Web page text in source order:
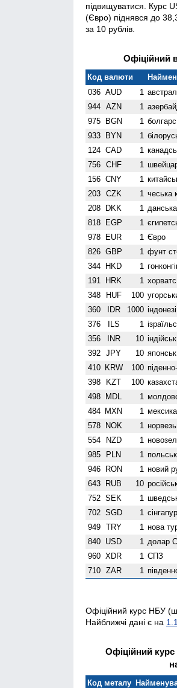
підвищуватися. Курс
(Євро) піднявся до
за 10 рублів.
Офіційний
Код валюти
036 AUD 1
944 AZN 1
975 BGN 1
933 BYN 1
124 CAD 1
756 CHF 1
156 CNY 1
203 CZK 1 чеська
208 DKK 1
818 EGP 1
978 EUR 1 Євро
826 GBP 1 фунт
344 HKD 1
191 HRK 1
348 HUF 100
360 IDR 1000
376 ILS 1
356 INR 10
392 JPY 10
410 KRW 100
398 KZT 100
498 MDL 1
484 MXN 1
578 NOK 1
554 NZD 1
985 PLN 1
946 RON 1 новий
643 RUB 10
752 SEK 1
702 SGD 1
949 TRY 1 нова
840 USD 1 долар
960 XDR 1 СПЗ
710 ZAR 1
Офіційний курс НБУ
Найближчі дані є на
Офіційний
Код металу